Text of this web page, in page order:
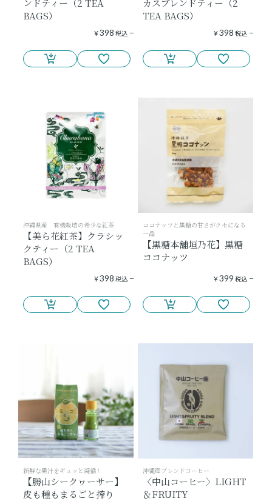
ンドティー（2 TEA
BAGS）
¥398 税込
カスブレンドティー（2
TEA BAGS）
¥398 税込
沖縄県産 有機栽培の希少な紅茶
【美ら花紅茶】クラシッ
クティー（2 TEA
BAGS）
¥398 税込
ココナッツと黒糖の甘さがクセになる
一品
【黒糖本舗垣乃花】黒糖
ココナッツ
¥399 税込
新鮮な果汁をギュッと凝縮！
【勝山シークヮーサー】
皮も種もまるごと搾り
沖縄産ブレンドコーヒー
〈中山コーヒー〉LIGHT
＆FRUITY